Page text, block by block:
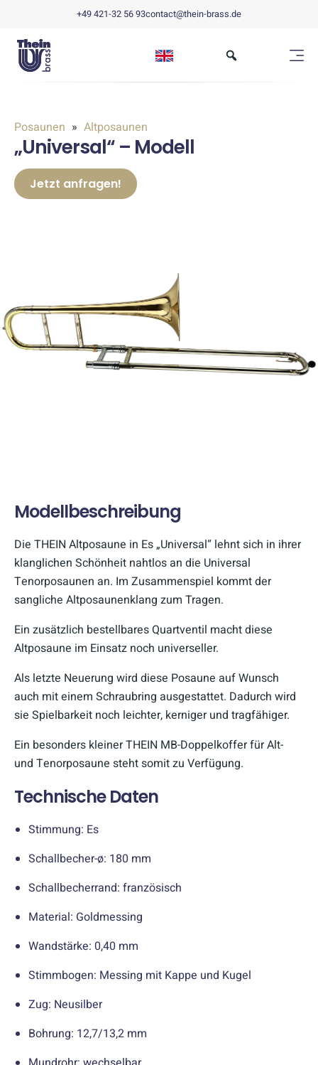
+49 421-32 56 93contact@thein-brass.de
Posaunen Altposaunen
„Universal“ – Modell
Jetzt anfragen!
Modellbeschreibung
Die THEIN Altposaune in Es „Universal“ lehnt sich in ihrer
klanglichen Schönheit nahtlos an die Universal
Tenorposaunen an. Im Zusammenspiel kommt der
sangliche Altposaunenklang zum Tragen.
Ein zusätzlich bestellbares Quartventil macht diese
Altposaune im Einsatz noch universeller.
Als letzte Neuerung wird diese Posaune auf Wunsch
auch mit einem Schraubring ausgestattet. Dadurch wird
sie Spielbarkeit noch leichter, kerniger und tragfähiger.
Ein besonders kleiner THEIN MB-Doppelkoffer für Alt-
und Tenorposaune steht somit zu Verfügung.
Technische Daten
Stimmung: Es
Schallbecher-ø: 180 mm
Schallbecherrand: französisch
Material: Goldmessing
Wandstärke: 0,40 mm
Stimmbogen: Messing mit Kappe und Kugel
Zug: Neusilber
Bohrung: 12,7/13,2 mm